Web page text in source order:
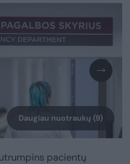
Daugiau nuotraukų (9)
pacientų